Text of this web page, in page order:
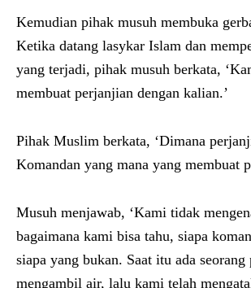
Kemudian pihak musuh membuka
Ketika datang lasykar Islam dan
yang terjadi, pihak musuh berkata,
membuat perjanjian dengan kalian.’
Pihak Muslim berkata, ‘Dimana
Komandan yang mana yang membuat
Musuh menjawab, ‘Kami tidak
bagaimana kami bisa tahu, siapa
siapa yang bukan. Saat itu ada
mengambil air, lalu kami telah